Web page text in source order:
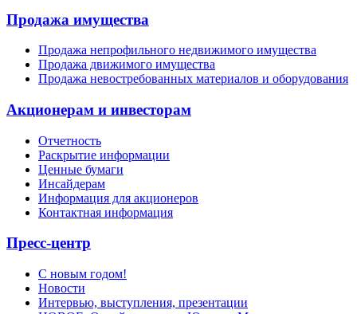
Продажа имущества
Продажа непрофильного недвижимого имущества
Продажа движимого имущества
Продажа невостребованных материалов и оборудования
Акционерам и инвесторам
Отчетность
Раскрытие информации
Ценные бумаги
Инсайдерам
Информация для акционеров
Контактная информация
Пресс-центр
С новым годом!
Новости
Интервью, выступления, презентации